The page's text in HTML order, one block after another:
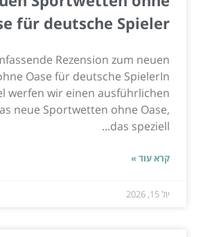
für deutsche Spieler
Rezension zum neuen
Oase für deutsche SpielerIn
werfen wir einen ausführlichen
neue Sportwetten ohne Oase,
das speziell...
קרא עוד »
יול 15, 2026